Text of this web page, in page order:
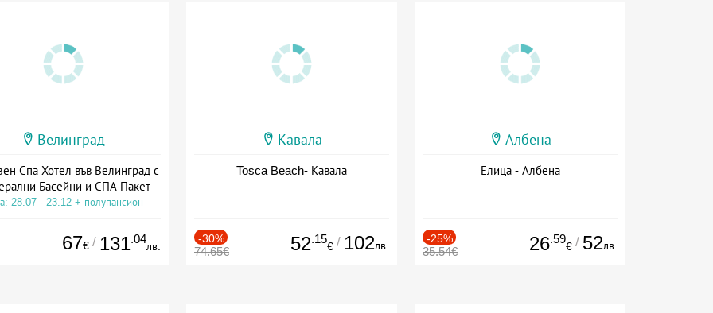
Велинград
Спа Хотел във Велинград с
Басейни и СПА Пакет
28.07 - 23.12 + полупансион
67€ / 131.04
лв.
Кавала
Tosca Beach- Кавала
-30%
74.65€ 52.15
€ / 102лв.
Албена
Елица - Албена
-25%
35.54€ 26.59
€ / 52лв.